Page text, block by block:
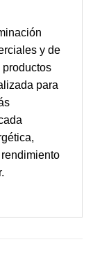
y de
productos
para